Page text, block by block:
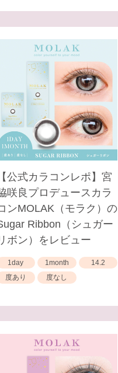
【公式カラコンレポ】宮
咲良プロデュースカラ
ンMOLAK（モラク）の
Ribbon（シュガー
ボン）をレビュー
1day 1month
14.2
度あり
度なし